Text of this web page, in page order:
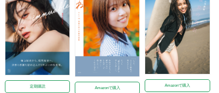
定期購読 Amazonで購入
Amazonで購入